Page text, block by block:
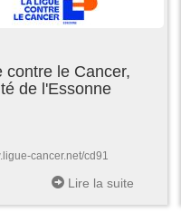
contre le Cancer,
de l'Essonne
cancer.net/cd91
Lire la suite